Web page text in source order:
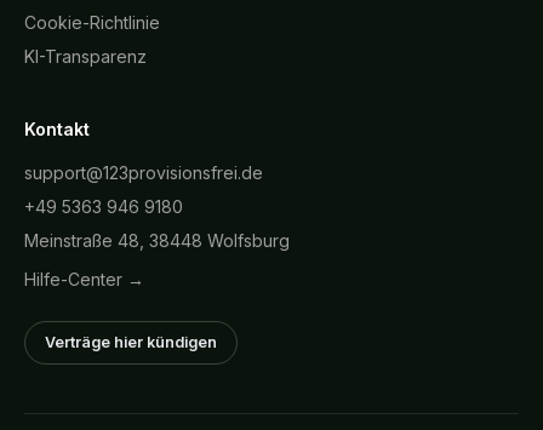
Cookie-Richtlinie
KI-Transparenz
Kontakt
support@123provisionsfrei.de
+49 5363 946 9180
Meinstraße 48, 38448 Wolfsburg
Hilfe-Center →
Verträge hier kündigen